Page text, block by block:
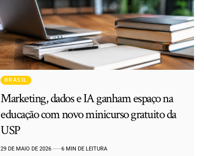
BRASIL
Marketing, dados e IA ganham espaço na
educação com novo minicurso gratuito da
USP
29 DE MAIO DE 2026 6 MIN DE LEITURA